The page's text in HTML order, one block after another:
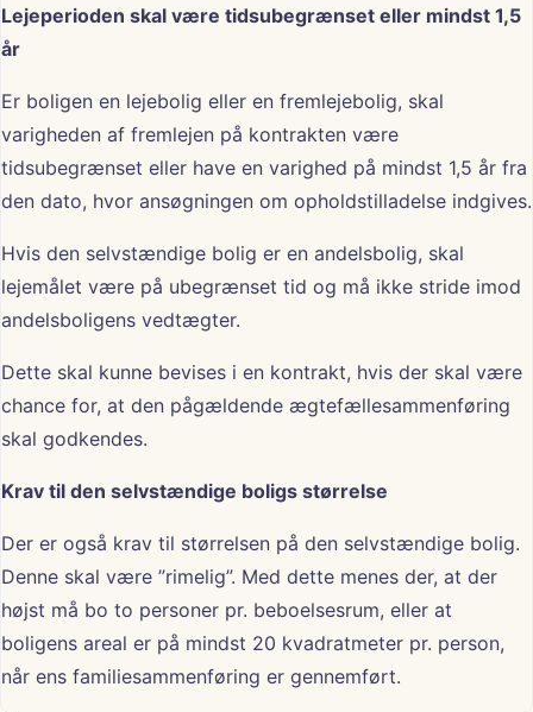
Lejeperioden skal være tidsubegrænset eller mindst 1,5
år
Er boligen en lejebolig eller en fremlejebolig, skal
varigheden af fremlejen på kontrakten være
tidsubegrænset eller have en varighed på mindst 1,5 år fra
den dato, hvor ansøgningen om opholdstilladelse indgives.
Hvis den selvstændige bolig er en andelsbolig, skal
lejemålet være på ubegrænset tid og må ikke stride imod
andelsboligens vedtægter.
Dette skal kunne bevises i en kontrakt, hvis der skal være
chance for, at den pågældende ægtefællesammenføring
skal godkendes.
Krav til den selvstændige boligs størrelse
Der er også krav til størrelsen på den selvstændige bolig.
Denne skal være ”rimelig”. Med dette menes der, at der
højst må bo to personer pr. beboelsesrum, eller at
boligens areal er på mindst 20 kvadratmeter pr. person,
når ens familiesammenføring er gennemført.